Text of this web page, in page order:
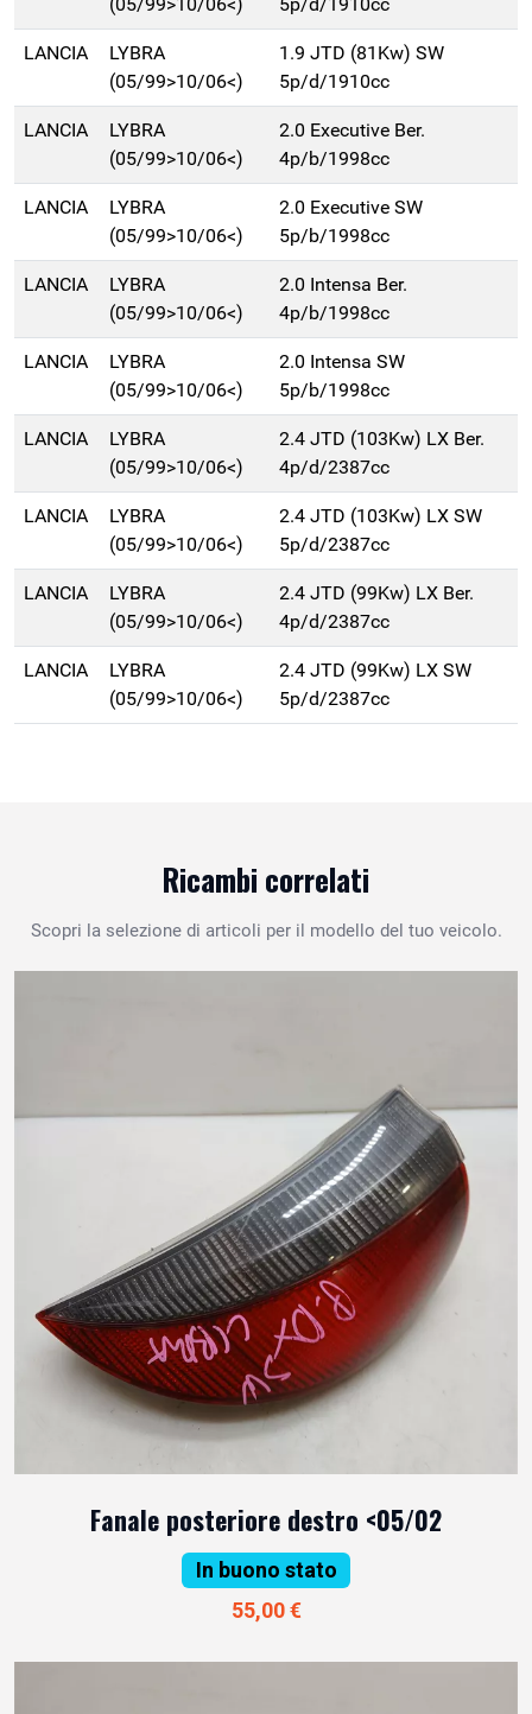
LANCIA
LYBRA
(05/99>10/06<)
1.9 JTD (81Kw) SW
5p/d/1910cc
LANCIA
LYBRA
(05/99>10/06<)
2.0 Executive Ber.
4p/b/1998cc
LANCIA
LYBRA
(05/99>10/06<)
2.0 Executive SW
5p/b/1998cc
LANCIA
LYBRA
(05/99>10/06<)
2.0 Intensa Ber.
4p/b/1998cc
LANCIA
LYBRA
(05/99>10/06<)
2.0 Intensa SW
5p/b/1998cc
LANCIA
LYBRA
(05/99>10/06<)
2.4 JTD (103Kw) LX Ber.
4p/d/2387cc
LANCIA
LYBRA
(05/99>10/06<)
2.4 JTD (103Kw) LX SW
5p/d/2387cc
LANCIA
LYBRA
(05/99>10/06<)
2.4 JTD (99Kw) LX Ber.
4p/d/2387cc
LANCIA
LYBRA
(05/99>10/06<)
2.4 JTD (99Kw) LX SW
5p/d/2387cc
Ricambi correlati
Scopri la selezione di articoli per il modello del tuo veicolo.
Fanale posteriore destro <05/02
In buono stato
55,00 €